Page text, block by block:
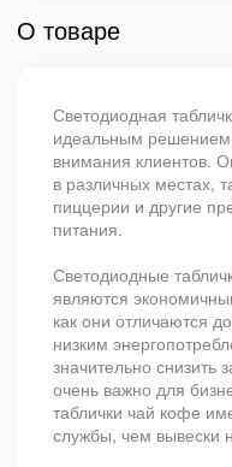
О товаре
Светодиодная
идеальным
внимания клиентов.
в различных местах,
пиццерии и другие
питания.
Светодиодные
являются
как они отличаются
низким
значительно снизить
очень важно для
таблички чай кофе
службы, чем вывески